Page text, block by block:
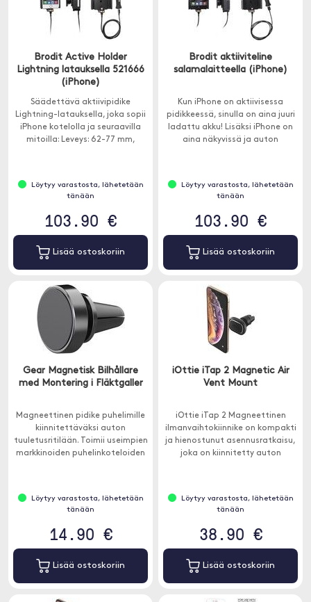
Brodit Active Holder
Lightning latauksella 521666
(iPhone)
Säädettävä aktiivipidike
Lightning-latauksella, joka sopii
iPhone kotelolla ja seuraavilla
mitoilla: Leveys: 62-77 mm,
Löytyy varastosta, lähetetään
tänään
103.90 €
Lisää ostoskoriin
Brodit aktiiviteline
salamalaitteella (iPhone)
Kun iPhone on aktiivisessa
pidikkeessä, sinulla on aina juuri
ladattu akku! Lisäksi iPhone on
aina näkyvissä ja auton
Löytyy varastosta, lähetetään
tänään
103.90 €
Lisää ostoskoriin
Gear Magnetisk Bilhållare
med Montering i Fläktgaller
Magneettinen pidike puhelimille
kiinnitettäväksi auton
tuuletusritilään. Toimii useimpien
markkinoiden puhelinkoteloiden
Löytyy varastosta, lähetetään
tänään
14.90 €
Lisää ostoskoriin
iOttie iTap 2 Magnetic Air
Vent Mount
iOttie iTap 2 Magneettinen
ilmanvaihtokiinnike on kompakti
ja hienostunut asennusratkaisu,
joka on kiinnitetty auton
Löytyy varastosta, lähetetään
tänään
38.90 €
Lisää ostoskoriin